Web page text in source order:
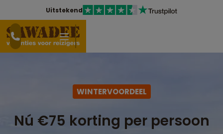
Uitstekend
WINTERVOORDEEL
Nú €75 korting per persoon